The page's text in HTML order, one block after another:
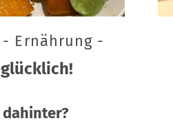
Ernährung -